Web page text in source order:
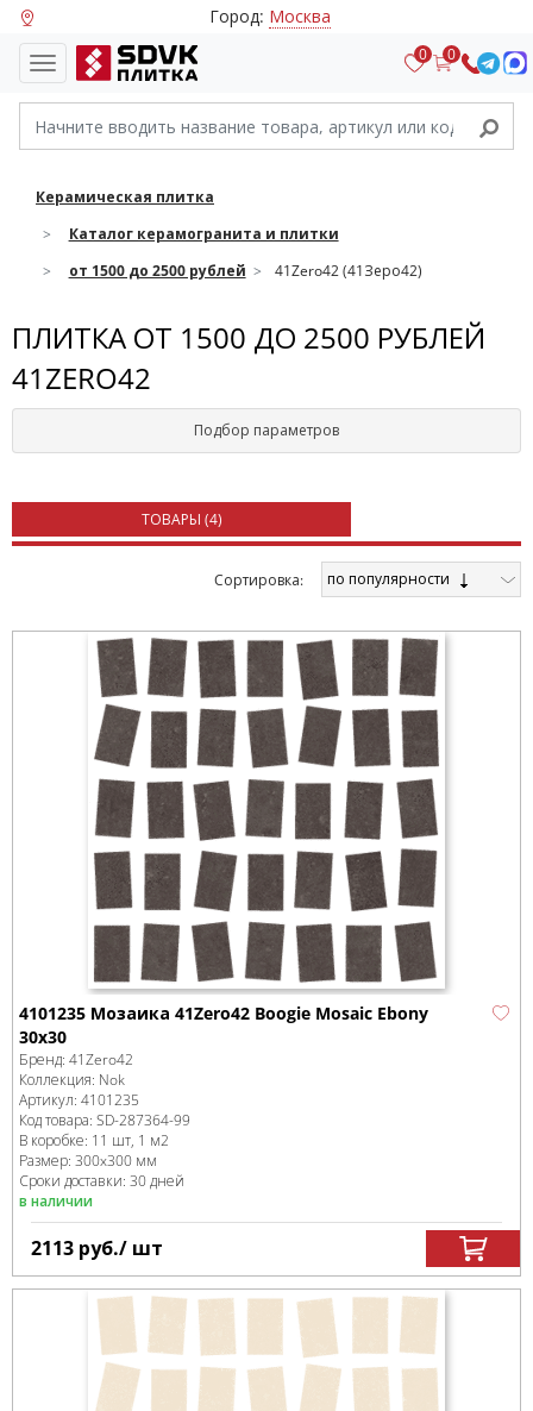
Город: Москва
0 0
Керамическая плитка
Каталог керамогранита и плитки
от 1500 до 2500 рублей
41Zero42 (41Зеро42)
ПЛИТКА ОТ 1500 ДО 2500 РУБЛЕЙ
41ZERO42
Подбор параметров
ТОВАРЫ (4)
Cортировка: по популярности
4101235 Мозаика 41Zero42 Boogie Mosaic Ebony
30x30
Бренд: 41Zero42
Коллекция: Nok
Артикул: 4101235
Код товара: SD-287364-99
В коробке: 11 шт, 1 м2
Размер: 300x300 мм
Сроки доставки: 30 дней
в наличии
2113 руб./ шт